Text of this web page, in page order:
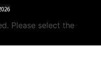
Please select the